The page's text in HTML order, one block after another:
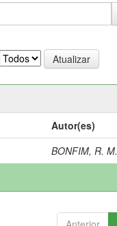
Autor(es)
BONFIM, R. M.